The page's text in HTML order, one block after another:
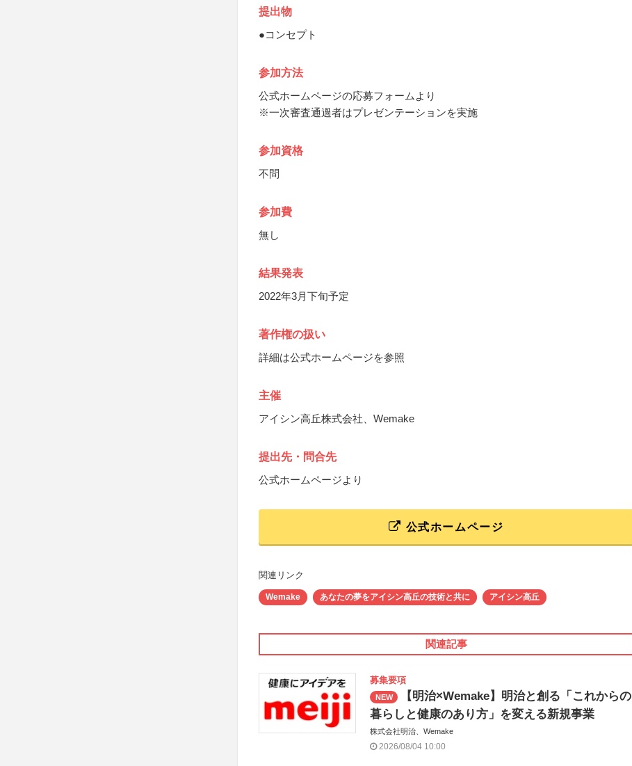
提出物
●コンセプト
参加方法
公式ホームページの応募フォームより
※一次審査通過者はプレゼンテーションを実施
参加資格
不問
参加費
無し
結果発表
2022年3月下旬予定
著作権の扱い
詳細は公式ホームページを参照
主催
アイシン高丘株式会社、Wemake
提出先・問合先
公式ホームページより
公式ホームページ
関連リンク
Wemake あなたの夢をアイシン高丘の技術と共に アイシン高丘
関連記事
募集要項
NEW
【明治×Wemake】明治と創る「これからの
暮らしと健康のあり方」を変える新規事業
株式会社明治、Wemake
2026/08/04 10:00